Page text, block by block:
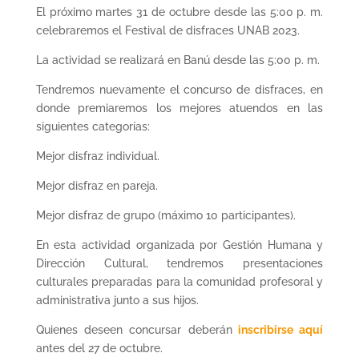
El próximo martes 31 de octubre desde las 5:00 p. m.
celebraremos el Festival de disfraces UNAB 2023.
La actividad se realizará en Banú desde las 5:00 p. m.
Tendremos nuevamente el concurso de disfraces, en
donde premiaremos los mejores atuendos en las
siguientes categorías:
Mejor disfraz individual.
Mejor disfraz en pareja.
Mejor disfraz de grupo (máximo 10 participantes).
En esta actividad organizada por Gestión Humana y
Dirección Cultural, tendremos presentaciones
culturales preparadas para la comunidad profesoral y
administrativa junto a sus hijos.
Quienes deseen concursar deberáninscribirse aquí
antes del 27 de octubre.